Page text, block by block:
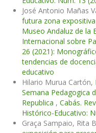
José Antonio Mañas
futura zona
Museo Andaluz de la
Internacional sobre
26 (2021):
tendencias de
educativo
Hilario Murua Cartón,
Semana Pedagogica
Republica , Cabás.
Histórico-Educativo:
Graça Sampaio, Rita